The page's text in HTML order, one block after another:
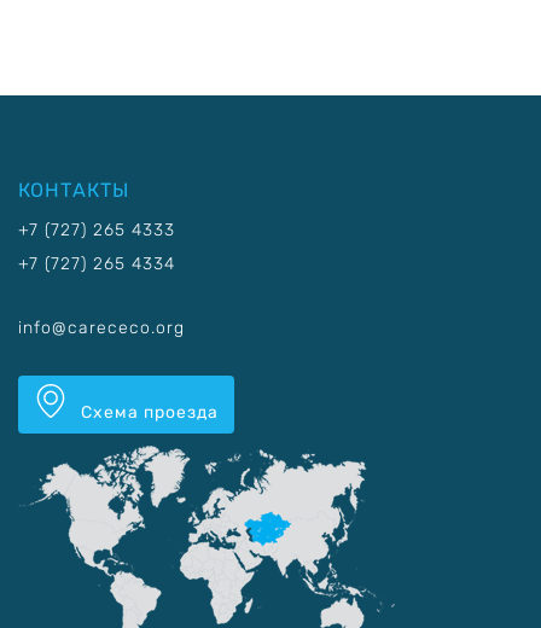
КОНТАКТЫ
+7 (727) 265 4333
+7 (727) 265 4334
info@carececo.org
Схема проезда